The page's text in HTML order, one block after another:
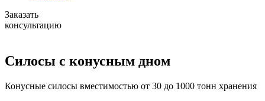
Заказать
консультацию
Силосы с конусным дном
Конусные силосы вместимостью от 30 до 1000 тонн хранения